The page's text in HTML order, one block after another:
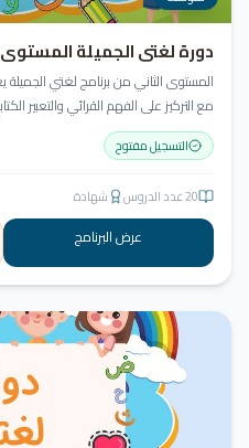
دورة لغتي الجميلة المستوى
المستوى الثاني من برنامج لغتي
مع التركيز على الفهم القرائي والتعبير
التسجيل مفتوح
20عدد الدروس شهادة
عرض البرنامج